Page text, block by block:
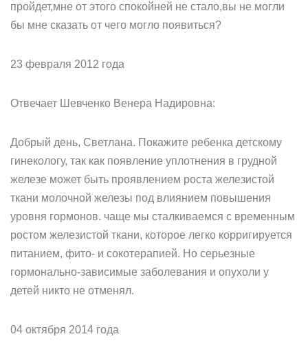
пройдет,мне от этого спокойней не стало,вы не могли
бы мне сказать от чего могло появиться?
23 февраля 2012 года
Отвечает Шевченко Венера Надировна:
Добрый день, Светлана. Покажите ребенка детскому
гинекологу, так как появление уплотнения в грудной
железе может быть проявлением роста железистой
ткани молочной железы под влиянием повышения
уровня гормонов. чаще мы сталкиваемся с временным
ростом железистой ткани, которое легко корригируется
питанием, фито- и сокотерапией. Но серьезные
гормонально-зависимые заболевания и опухоли у
детей никто не отменял.
04 октября 2014 года